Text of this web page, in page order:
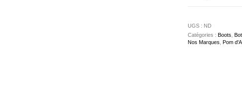
UGS : ND
Catégories : Boots
Nos Marques Pom